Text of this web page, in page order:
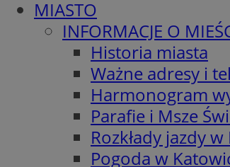
MIASTO
INFORMACJE O
Historia miasta
Ważne adresy i
Harmonogram
Parafie i Msze
Rozkłady jazdy
Pogoda w